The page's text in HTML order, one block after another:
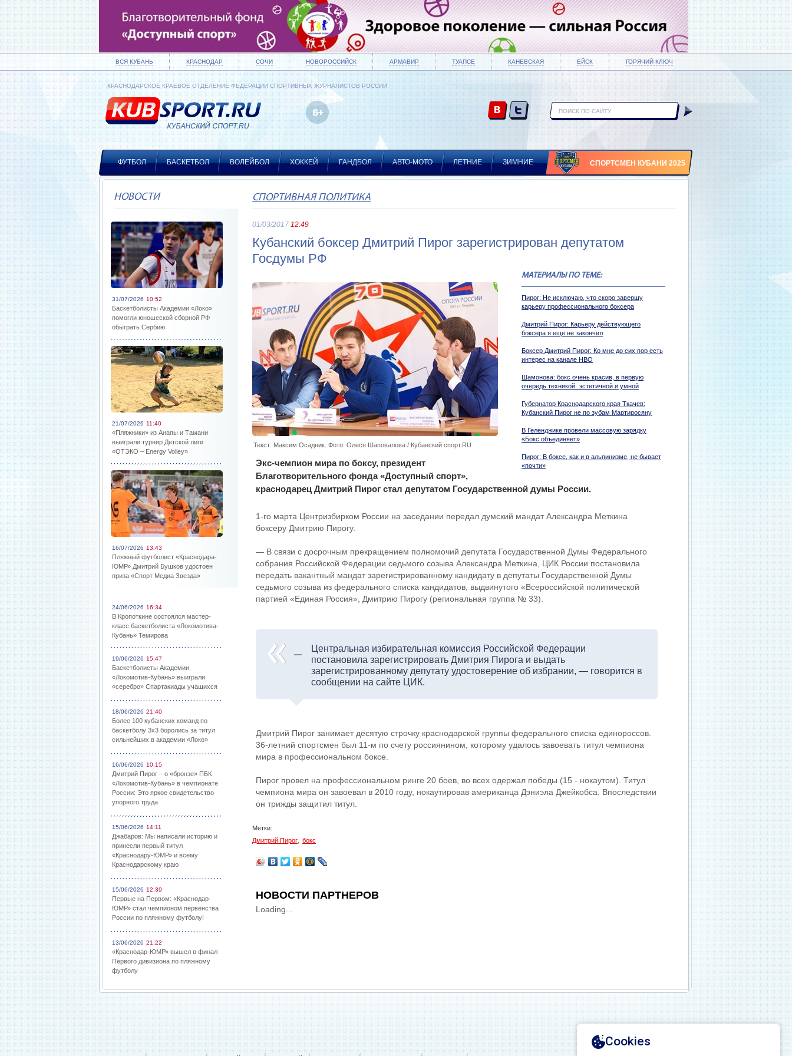
ВСЯ КУБАНЬ КРАСНОДАР СОЧИ НОВОРОССИЙСК АРМАВИР ТУАПСЕ КАНЕВСКАЯ ЕЙСК ГОРЯЧИЙ КЛЮЧ
КРАСНОДАРСКОЕ КРАЕВОЕ ОТДЕЛЕНИЕ ФЕДЕРАЦИИ СПОРТИВНЫХ ЖУРНАЛИСТОВ РОССИИ
ФУТБОЛ БАСКЕТБОЛ ВОЛЕЙБОЛ ХОККЕЙ ГАНДБОЛ АВТО-МОТО ЛЕТНИЕ ЗИМНИЕ СПОРТСМЕН КУБАНИ 2025
НОВОСТИ
31/07/2026 10:52
Баскетболисты Академии «Локо»
помогли юношеской сборной РФ
обыграть Сербию
21/07/2026 11:40
«Пляжники» из Анапы и Тамани
выиграли турнир Детской лиги
«ОТЭКО – Energy Volley»
16/07/2026 13:43
Пляжный футболист «Краснодара-
ЮМР» Дмитрий Бушков удостоен
приза «Спорт Медиа Звезда»
24/06/2026 16:34
В Кропоткине состоялся мастер-
класс баскетболиста «Локомотива-
Кубань» Темирова
19/06/2026 15:47
Баскетболисты Академии
«Локомотив-Кубань» выиграли
«серебро» Спартакиады учащихся
18/06/2026 21:40
Более 100 кубанских команд по
баскетболу 3х3 боролись за титул
сильнейших в академии «Локо»
16/06/2026 10:15
Дмитрий Пирог – о «бронзе» ПБК
«Локомотив-Кубань» в чемпионате
России: Это яркое свидетельство
упорного труда
15/06/2026 14:11
Джабаров: Мы написали историю и
принесли первый титул
«Краснодару-ЮМР» и всему
Краснодарскому краю
15/06/2026 12:39
Первые на Первом: «Краснодар-
ЮМР» стал чемпионом первенства
России по пляжному футболу!
13/06/2026 21:22
«Краснодар-ЮМР» вышел в финал
Первого дивизиона по пляжному
футболу
СПОРТИВНАЯ ПОЛИТИКА
01/03/2017 12:49
Кубанский боксер Дмитрий Пирог зарегистрирован депутатом
Госдумы РФ
МАТЕРИАЛЫ ПО ТЕМЕ:
Пирог: Не исключаю, что скоро завершу
карьеру профессионального боксера
Дмитрий Пирог: Карьеру действующего
боксера я еще не закончил
Боксер Дмитрий Пирог: Ко мне до сих пор есть
интерес на канале HBO
Шамонова: бокс очень красив, в первую
очередь техникой: эстетичной и умной
Губернатор Краснодарского края Ткачев:
Кубанский Пирог не по зубам Мартиросяну
В Геленджике провели массовую зарядку
«Бокс объединяет»
Пирог: В боксе, как и в альпинизме, не бывает
«почти»
Текст: Максим Осадник. Фото: Олеся Шаповалова / Кубанский спорт.RU
Экс-чемпион мира по боксу, президент
Благотворительного фонда «Доступный спорт»,
краснодарец Дмитрий Пирог стал депутатом Государственной думы России.
1-го марта Центризбирком России на заседании передал думский мандат Александра Меткина
боксеру Дмитрию Пирогу.
— В связи с досрочным прекращением полномочий депутата Государственной Думы Федерального
собрания Российской Федерации седьмого созыва Александра Меткина, ЦИК России постановила
передать вакантный мандат зарегистрированному кандидату в депутаты Государственной Думы
седьмого созыва из федерального списка кандидатов, выдвинутого «Всероссийской политической
партией «Единая Россия», Дмитрию Пирогу (региональная группа № 33).
Центральная избирательная комиссия Российской Федерации
постановила зарегистрировать Дмитрия Пирога и выдать
зарегистрированному депутату удостоверение об избрании, — говорится в
сообщении на сайте ЦИК.
Дмитрий Пирог занимает десятую строчку краснодарской группы федерального списка единороссов.
36-летний спортсмен был 11-м по счету россиянином, которому удалось завоевать титул чемпиона
мира в профессиональном боксе.
Пирог провел на профессиональном ринге 20 боев, во всех одержал победы (15 - нокаутом). Титул
чемпиона мира он завоевал в 2010 году, нокаутировав американца Дэниэла Джейкобса. Впоследствии
он трижды защитил титул.
Метки:
Дмитрий Пирог
бокс
НОВОСТИ ПАРТНЕРОВ
Loading...